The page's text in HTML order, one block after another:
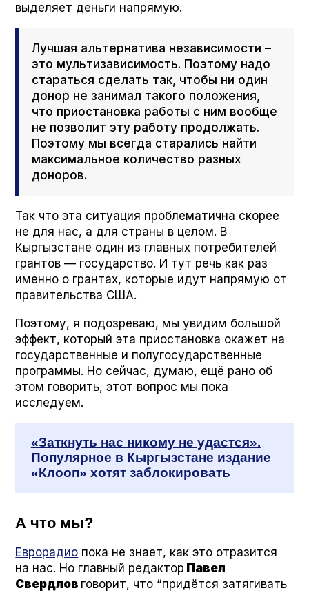
выделяет деньги напрямую.
Лучшая альтернатива независимости –
это мультизависимость. Поэтому надо
стараться сделать так, чтобы ни один
донор не занимал такого положения,
что приостановка работы с ним вообще
не позволит эту работу продолжать.
Поэтому мы всегда старались найти
максимальное количество разных
доноров.
Так что эта ситуация проблематична скорее
не для нас, а для страны в целом. В
Кыргызстане один из главных потребителей
грантов — государство. И тут речь как раз
именно о грантах, которые идут напрямую от
правительства США.
Поэтому, я подозреваю, мы увидим большой
эффект, который эта приостановка окажет на
государственные и полугосударственные
программы. Но сейчас, думаю, ещё рано об
этом говорить, этот вопрос мы пока
исследуем.
«Заткнуть нас никому не удастся».
Популярное в Кыргызстане издание
«Клооп» хотят заблокировать
А что мы?
Еврорадио пока не знает, как это отразится
на нас. Но главный редактор Павел
Свердлов говорит, что “придётся затягивать